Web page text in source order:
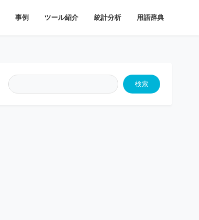
事例 ツール紹介 統計分析 用語辞典
検索